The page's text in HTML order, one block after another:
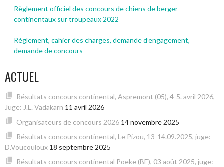
Règlement officiel des concours de chiens de berger
continentaux sur troupeaux 2022
Règlement, cahier des charges, demande d’engagement,
demande de concours
ACTUEL
Résultats concours continental, Aspremont (05), 4-5. avril 2026,
Juge: J.L. Vadakarn 11 avril 2026
Organisateurs de concours 2026 14 novembre 2025
Résultats concours continental, Le Pizou, 13-14.09.2025, juge:
D.Voucouloux 18 septembre 2025
Résultats concours continental Poeke (BE), 03 août 2025, juge: